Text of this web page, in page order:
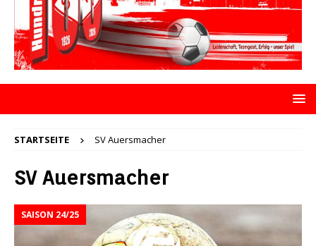
STARTSEITE SV Auersmacher
SV Auersmacher
SAISON 24/25